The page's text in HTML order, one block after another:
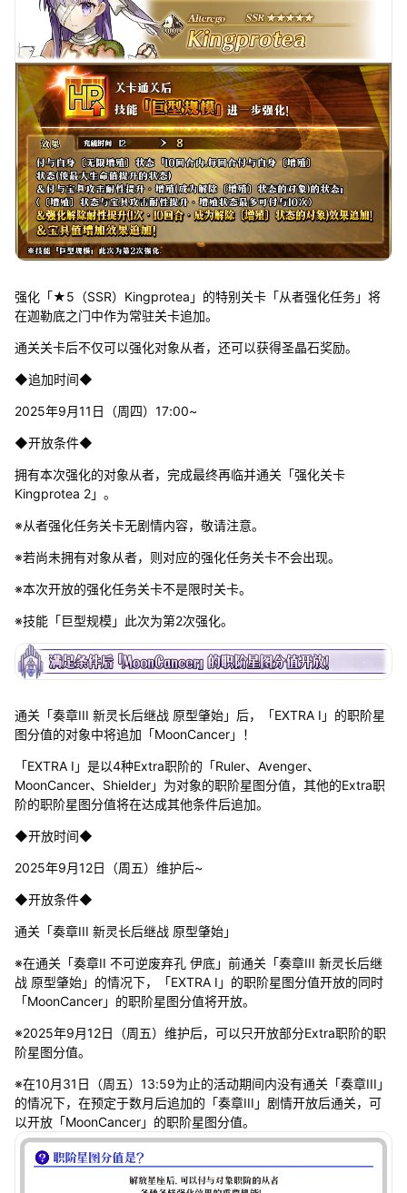
强化「★5（SSR）Kingprotea」的特别关卡「从者强化任务」将
在迦勒底之门中作为常驻关卡追加。
通关关卡后不仅可以强化对象从者，还可以获得圣晶石奖励。
◆追加时间◆
2025年9月11日（周四）17:00~
◆开放条件◆
拥有本次强化的对象从者，完成最终再临并通关「强化关卡
Kingprotea 2」。
※从者强化任务关卡无剧情内容，敬请注意。
※若尚未拥有对象从者，则对应的强化任务关卡不会出现。
※本次开放的强化任务关卡不是限时关卡。
※技能「巨型规模」此次为第2次强化。
通关「奏章III 新灵长后继战 原型肇始」后，「EXTRA I」的职阶星
图分值的对象中将追加「MoonCancer」！
「EXTRA I」是以4种Extra职阶的「Ruler、Avenger、
MoonCancer、Shielder」为对象的职阶星图分值，其他的Extra职
阶的职阶星图分值将在达成其他条件后追加。
◆开放时间◆
2025年9月12日（周五）维护后~
◆开放条件◆
通关「奏章III 新灵长后继战 原型肇始」
※在通关「奏章II 不可逆废弃孔 伊底」前通关「奏章III 新灵长后继
战 原型肇始」的情况下，「EXTRA I」的职阶星图分值开放的同时
「MoonCancer」的职阶星图分值将开放。
※2025年9月12日（周五）维护后，可以只开放部分Extra职阶的职
阶星图分值。
※在10月31日（周五）13:59为止的活动期间内没有通关「奏章III」
的情况下，在预定于数月后追加的「奏章III」剧情开放后通关，可
以开放「MoonCancer」的职阶星图分值。